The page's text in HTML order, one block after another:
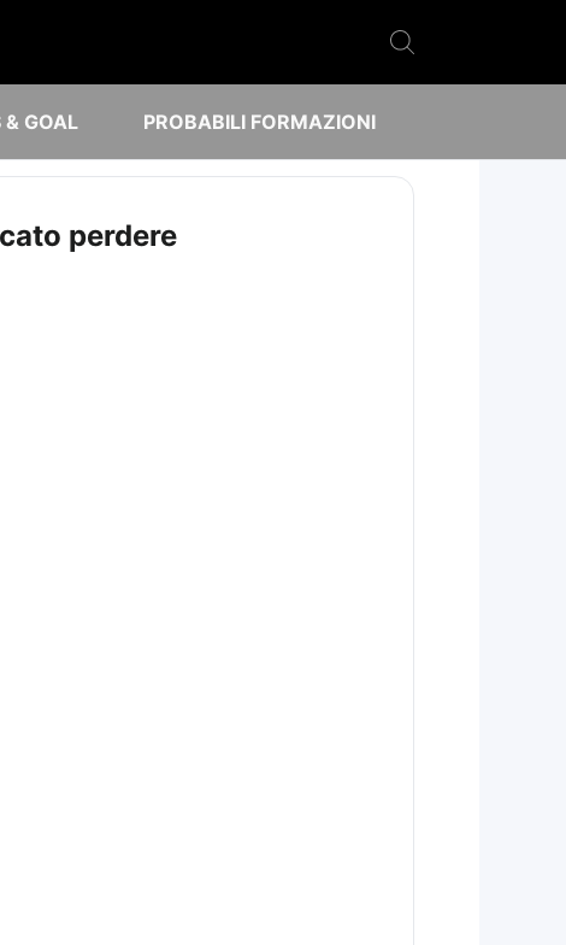
& GOAL PROBABILI FORMAZIONI
perdere